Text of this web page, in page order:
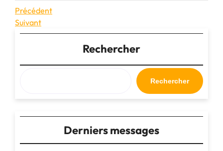
Navigation
de
Article
précédent
Précédent
Article
suivant
Suivant
Rechercher
Rechercher
Derniers messages